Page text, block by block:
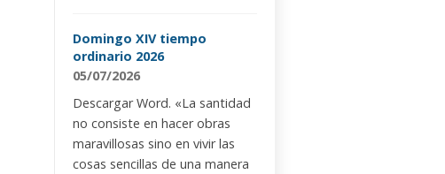
Domingo XIV tiempo
ordinario 2026
05/07/2026
Descargar Word. «La santidad
no consiste en hacer obras
maravillosas sino en vivir las
cosas sencillas de una manera